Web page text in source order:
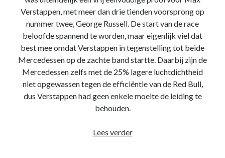
De F1-NerdopHet regeldilemma van de Formule 1
Mark van DijkopHet regeldilemma van de Formule 1
Katja.schendzielorz@planet.nlopHet regeldilemma van de Formule 1
Briefje aan Jos – Grand Prix van Bahrein 2024 – De F1-Nerdop Grand
Verstappen, met meer dan drie tienden voorsprong op
nummer twee, George Russell. De start van de race
beloofde spannend te worden, maar eigenlijk viel dat
best mee omdat Verstappen in tegenstelling tot beide
Mercedessen op de zachte band startte. Daarbij zijn de
Mercedessen zelfs met de 25% lagere luchtdichtheid
niet opgewassen tegen de efficiëntie van de Red Bull,
dus Verstappen had geen enkele moeite de leiding te
behouden.
Lees verderRace